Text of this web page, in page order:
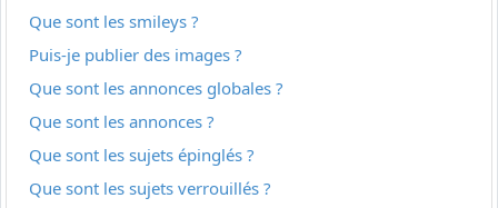
Que sont les smileys ?
Puis-je publier des images ?
Que sont les annonces globales ?
Que sont les annonces ?
Que sont les sujets épinglés ?
Que sont les sujets verrouillés ?